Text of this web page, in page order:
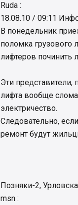
Ruda :
18.08.10 / 09:11
В понедельник
поломка грузового
лифтеров починить
Эти представители,
лифта вообще
электричество.
Следовательно,
ремонт будут
Позняки-2,
msn :